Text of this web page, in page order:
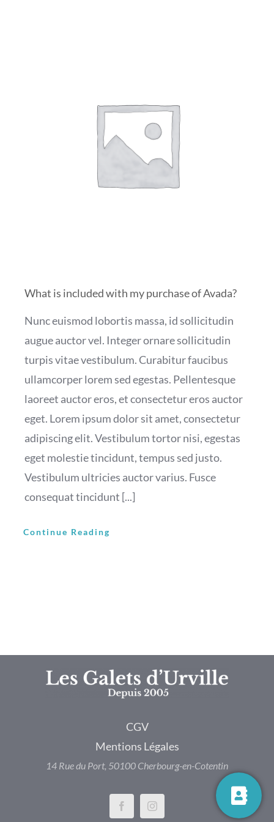
What is included with my purchase of Avada?
Nunc euismod lobortis massa, id sollicitudin
augue auctor vel. Integer ornare sollicitudin
turpis vitae vestibulum. Curabitur faucibus
ullamcorper lorem sed egestas. Pellentesque
laoreet auctor eros, et consectetur eros auctor
eget. Lorem ipsum dolor sit amet, consectetur
adipiscing elit. Vestibulum tortor nisi, egestas
eget molestie tincidunt, tempus sed justo.
Vestibulum ultricies auctor varius. Fusce
consequat tincidunt [...]
Continue Reading
CGV
Mentions Légales
14 Rue du Port, 50100 Cherbourg-en-Cotentin